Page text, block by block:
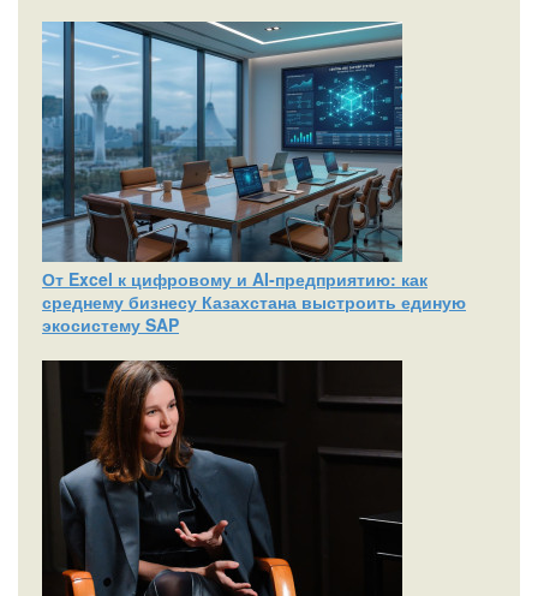
От Excel к цифровому и AI‑предприятию: как
среднему бизнесу Казахстана выстроить единую
экосистему SAP